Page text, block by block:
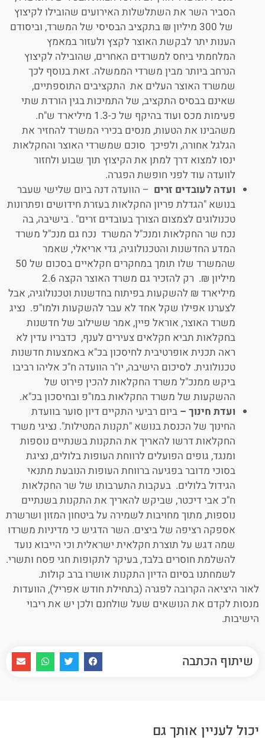
הסביר השר את השתלשלות האירועים שהובילו לקיצוץ
של 300 מיליון ₪ בתקציב הבסיסי של המשרד, וביסודם
הענות יתר לבקשת האוצר לקצץ ולעזור במאמץ
המלחמתי ביחס למשרדים האחרים, שהובילה לקיצוץ
הנרחב ביותר מבין משרדי הממשלה. זאת בנוסף לכך
שמשרד האוצר העלים את התקציבים התוספתיים,
שאינם בבסיס התקציב, של התמיכות בגין הורדת שתי
פעימות מכס ועוד בהיקף של כ-1.3 מיליארד ש"ח.
משהבינו את הטעות, מנסים בכירי המשרד להחזיר את
הגלגל אחורה, ולפיכך סוכם שמשרדי האוצר והחקלאות
ינסו למצוא דרך למתן את הקיצוץ תוך שבוע ולחזור
לוועדה עוד לפני חופשת הפגרה.
ועדה לעובדים זרים – הוועדה דנה ביום שלישי שעבר
בנושא "הגדלת פריון החקלאות בעזרת חידושים ופתרונות
טכנולוגים לצמצום הצורך בעובדים זרים" . בישיבה, בה
נכח שר החקלאות ומנכ"ל המשרד נכח גם מנכ"ל משרד
המדע החדשנות והטכנולוגיה, גדי אריאלי, שאמר
שהמשרד שלו תומך במחקרים חקלאיים בסכום של 50
מיליון ₪. רק להזכיר גם משרד האוצר הקצה 2.6
מיליארד ₪ להשקעות בפיתוח בחדשנות וטכנולוגיה, אבל
לצערנו אפילו שקל אחד לא עבר להשקעות ולמו"פ. נציג
משרד האוצר, אוראל פיין, אמר ששילוב של חדשנות
בחקלאות תביא חקלאים צעירים לענף, כדבריו עדין לא
ראה תכנית אופרטיבית לחיסכון בכ"א באמצעות חדשנות
טכנולוגית. לסיכום הישיבה, יו"ר הוועדה ח"כ אליהו רביבו
ביקש ממנכ"ל משרד החקלאות להכין פירוט של
ההשקעות של משרד החקלאות במו"פ ובחיסכון בכ"א.
ועדת חינוך – ביום רביעי התקיים דיון סוער בוועדת
החינוך של הכנסת בנושא "תקנות המטילות". נציגי משרד
החקלאות דרשו להאריך את התקנות בשנתיים נוספות
ומנגד, גופים הפועלים לרווחת העופות בלולים, נציגת
בסוכי מדובר בפגיעה ברווחת העופות הנובעת מתנאי
הגידול בלולים. בעקבות התערבותו של שר החקלאות
ח"כ אבי דיכטר, שביקש להאריך את התקנות בשנתיים
נוספות, מתוך מחויבות לשמירה על ביטחון המזון ושרשרת
אספקה רציפה של ביצים. השר הדגיש כי מדיניות משרדו
שמה דגש על תוצרת חקלאית ישראלית וכי הייבוא נועד
להשלמת חוסרים בלבד, בעיקר לתקופות חגי פסח ותשרי.
לשמחתנו בסיום הדיון התקנות אושרו ברב קולות.
לאור היציאה הקרובה לפגרה (בתחילת חודש אפריל), הוועדות
מנסות לקדם את הנושאים שעל שולחנם ולכן יש את ריבוי
הישיבות.
שיתוף הכתבה
יכול לעניין אותך גם